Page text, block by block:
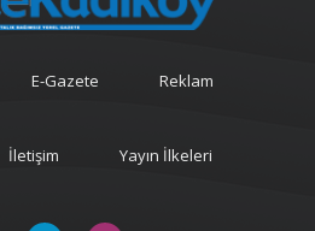
E-Gazete Reklam
İletişim Yayın İlkeleri